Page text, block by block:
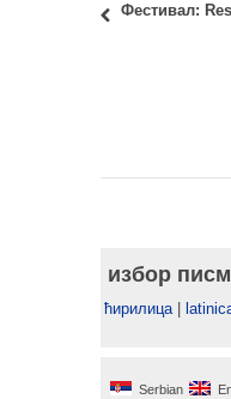
избор
ћирилица|
Serbian